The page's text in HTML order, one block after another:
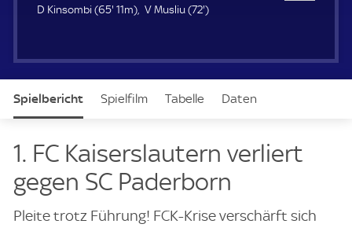
n
e
D Kinsombi (65'6
u
11m) V Musliu (72'7
)
Spielbericht Spielfilm Tabelle Daten
1. FC Kaiserslautern verliert
gegen SC Paderborn
Pleite trotz Führung! FCK-Krise verschärft sich